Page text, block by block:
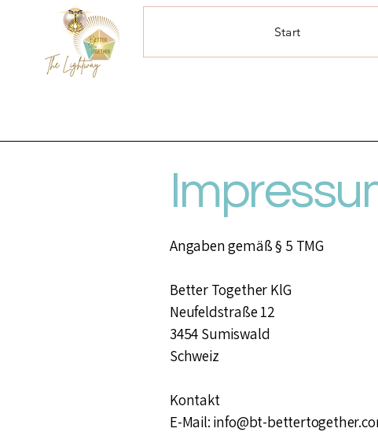
Start
Angaben gemäß § 5 TMG
Better Together KlG
Neufeldstraße 12
3454 Sumiswald
Schweiz
Kontakt
E-Mail: info@bt-